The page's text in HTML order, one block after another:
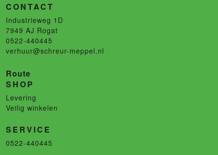
CONTACT
Industrieweg 1D
7949 AJ Rogat
0522-440445
verhuur@schreur-meppel.nl
Route
SHOP
Levering
Veilig winkelen
SERVICE
0522-440445